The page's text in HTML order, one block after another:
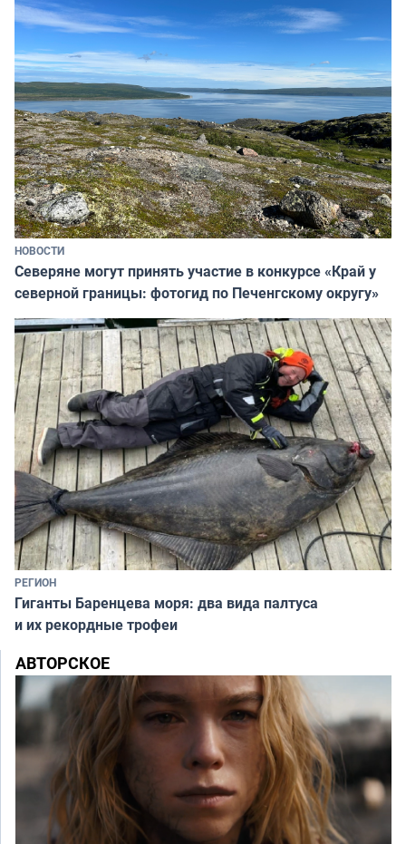
НОВОСТИ
Северяне могут принять участие в конкурсе «Край у
северной границы: фотогид по Печенгскому округу»
РЕГИОН
Гиганты Баренцева моря: два вида палтуса
и их рекордные трофеи
АВТОРСКОЕ